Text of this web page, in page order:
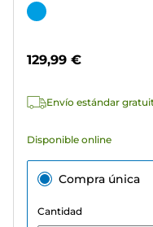
de
4
Cartucho
129,99 €
Envío estándar
Disponible online
Compra única
Cantidad